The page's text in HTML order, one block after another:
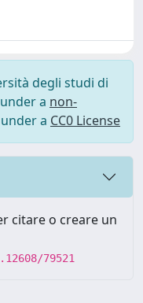
degli studi di
a non-
a CC0 License
citare o creare un
79521